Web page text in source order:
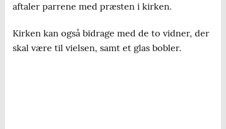
aftaler parrene med præsten i kirken.
Kirken kan også bidrage med de to vidner, der
skal være til vielsen, samt et glas bobler.